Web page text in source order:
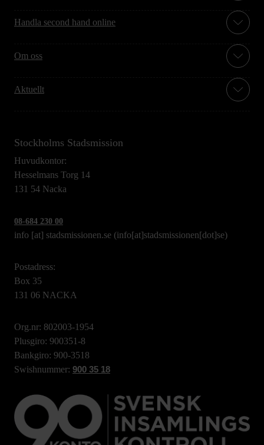
Handla second hand online
Om oss
Aktuellt
Stockholms Stadsmission
Huvudkontor:
Hesselmans Torg 14
131 54 Nacka
08-684 230 00
info [at] stadsmissionen.se (info[at]stadsmissionen[dot]se)
Postadress:
Box 35
131 06 NACKA
Org.nr: 802003-1954
Plusgiro: 900351-8
Bankgiro: 900-3518
Swishnummer: 900 35 18